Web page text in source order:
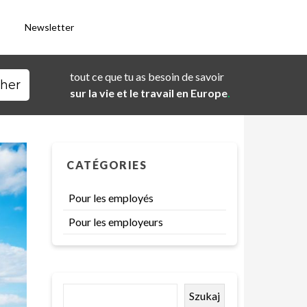
Newsletter
tout ce que tu as besoin de savoir
sur la vie et le travail en Europe.
CATÉGORIES
Pour les employés
Pour les employeurs
Szukaj